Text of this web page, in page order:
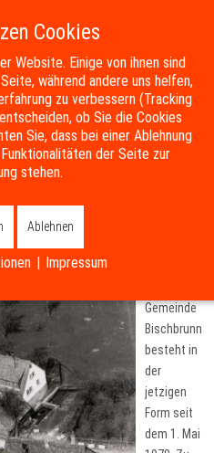
Datenschutzerklärung
Gemeinde
Bischbrunn
besteht in
der
jetzigen
Form seit
dem 1. Mai
Cookies
Website. Einige von ihnen sind
während andere uns helfen,
zu verbessern (Tracking
ob Sie die Cookies
Sie, dass bei einer Ablehnung
der Seite zur
stehen.
Ablehnen
| Impressum